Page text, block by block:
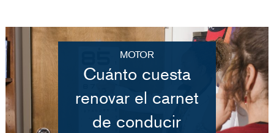
MOTOR
Cuánto cuesta
renovar el carnet
de conducir